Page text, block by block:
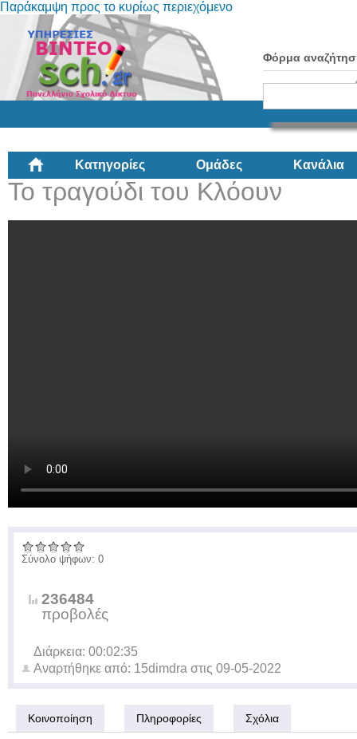
Παράκαμψη προς το κυρίως περιεχόμενο
Φόρμα
Κατηγορίες Ομάδες Κανάλια
Το τραγούδι του Κλόουν
Σύνολο ψήφων: 0
236484
προβολές
Διάρκεια: 00:02:35
Αναρτήθηκε από: 15dimdra στις 09-05-2022
Κοινοποίηση Πληροφορίες Σχόλια